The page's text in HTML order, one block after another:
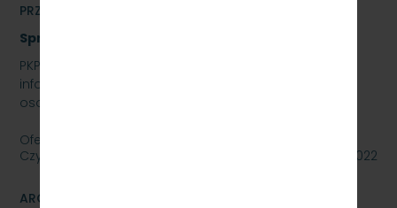
PRZETARGI
Sprzedaż auta osobowego Skoda SuperB
PKP SZYBKA KOLEJ MIEJSKA W TRÓJMIEŚCIE SP. Z O.O.
informuje, że wystawia na sprzedaż samochód
osobowy Skoda SuperB.
Oferty należy składać do dnia…
Czytaj dalej
01 września 2022
ARCHIWUM